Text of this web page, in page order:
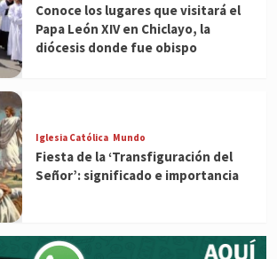
Conoce los lugares que visitará el
Papa León XIV en Chiclayo, la
diócesis donde fue obispo
Iglesia Católica Mundo
Fiesta de la ‘Transfiguración del
Señor’: significado e importancia